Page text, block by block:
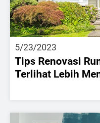
5/23/2023
Tips Renovasi
Terlihat Lebih